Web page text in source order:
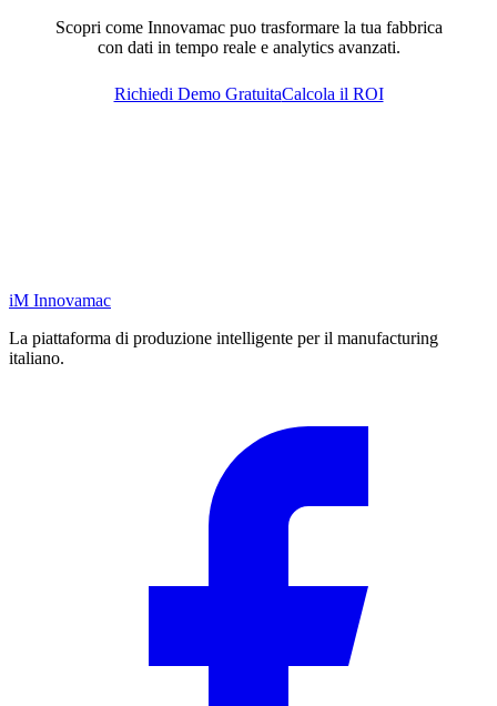
Scopri come Innovamac puo trasformare la tua fabbrica
con dati in tempo reale e analytics avanzati.
Richiedi Demo GratuitaCalcola il ROI
iM Innovamac
La piattaforma di produzione intelligente per il manufacturing
italiano.